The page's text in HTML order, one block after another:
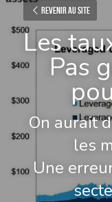
Revenir au site
Les
Pas
On aurait
les
Une